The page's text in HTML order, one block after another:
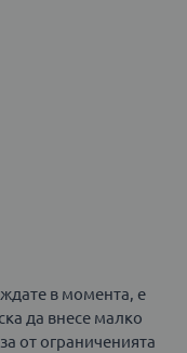
в момента, е
да внесе малко
от ограниченията